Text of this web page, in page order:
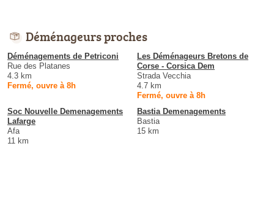
Déménageurs proches
Déménagements de Petriconi
Rue des Platanes
4.3 km
Fermé, ouvre à 8h
Les Déménageurs Bretons de
Corse - Corsica Dem
Strada Vecchia
4.7 km
Fermé, ouvre à 8h
Soc Nouvelle Demenagements
Lafarge
Afa
11 km
Bastia Demenagements
Bastia
15 km